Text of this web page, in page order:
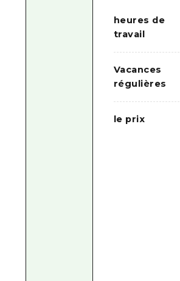
heures de
travail
Vacances
régulières
le prix